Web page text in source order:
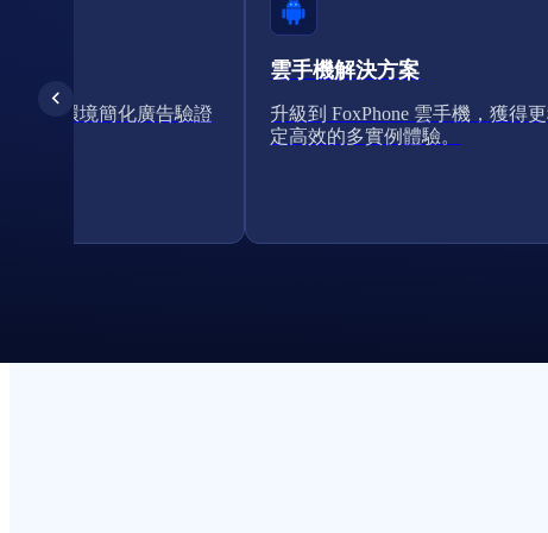
手機環境簡化廣告驗證
雲手機解決方案
升級到 FoxPhone 雲手機，獲得
定高效的多實例體驗。